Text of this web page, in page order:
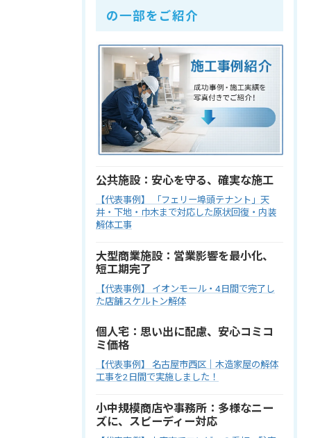
の一部をご紹介
公共施設：安心を守る、確実な施工
【代表事例】 「フェリー埠頭テナント」天
井・下地・巾木まで対応した原状回復・内装
解体工事
大型商業施設：営業影響を最小化、
短工期完了
【代表事例】 イオンモール・4日間で完了し
た店舗スケルトン解体
個人宅：思い出に配慮、安心コミコ
ミ価格
【代表事例】 名古屋市西区｜木造家屋の解体
工事を2日間で実施しました！
小中規模商店や事務所：多様なニー
ズに、スピーディー対応